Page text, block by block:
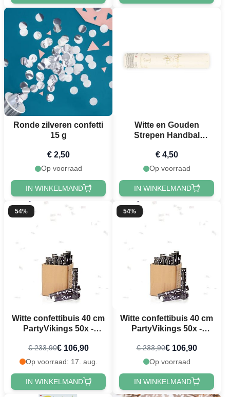
Ronde zilveren confetti
15 g
€ 2,50
Op voorraad
IN WINKELMAND
Witte en Gouden
Strepen Handbal
€ 4,50
Op voorraad
IN WINKELMAND
54%
Witte confettibuis 40 cm
PartyVikings 50x -
€ 233,90€ 106,90
Op voorraad: 17. aug.
IN WINKELMAND
54%
Witte confettibuis 40 cm
PartyVikings 50x -
€ 233,90€ 106,90
Op voorraad
IN WINKELMAND